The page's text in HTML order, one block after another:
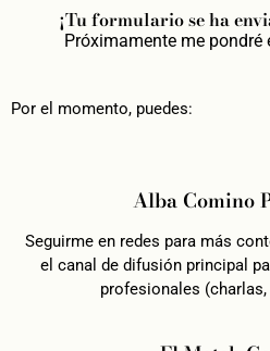
¡Tu formulario se ha
Próximamente me
Por el momento, puedes:
Alba Comino
Seguirme en redes para más
el canal de difusión principal
profesionales